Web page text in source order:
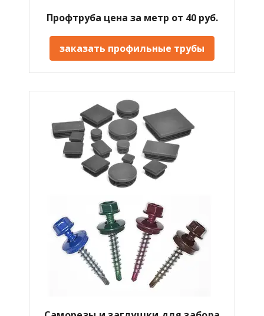
Профтруба цена за метр от 40 руб.
заказать профильные трубы